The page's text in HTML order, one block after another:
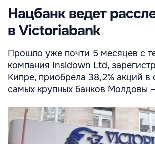
Нацбанк ведет
в Victoriabank
Прошло уже почти 5 месяцев с
компания Insidown Ltd,
Кипре, приобрела 38,2% акций в
самых крупных банков Молдовы